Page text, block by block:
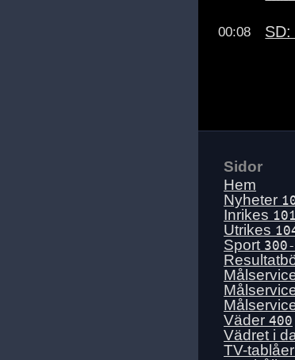
00:08
Sidor
Hem
Nyheter
Inrikes
Utrikes
Sport
Väder 400
Vädret i
TV-tablåer